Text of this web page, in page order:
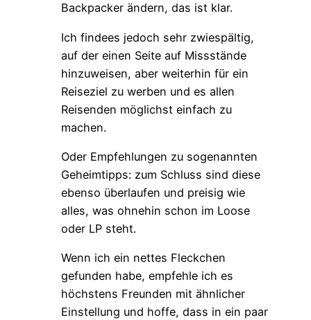
Backpacker ändern, das ist klar.
Ich findees jedoch sehr zwiespältig,
auf der einen Seite auf Missstände
hinzuweisen, aber weiterhin für ein
Reiseziel zu werben und es allen
Reisenden möglichst einfach zu
machen.
Oder Empfehlungen zu sogenannten
Geheimtipps: zum Schluss sind diese
ebenso überlaufen und preisig wie
alles, was ohnehin schon im Loose
oder LP steht.
Wenn ich ein nettes Fleckchen
gefunden habe, empfehle ich es
höchstens Freunden mit ähnlicher
Einstellung und hoffe, dass in ein paar